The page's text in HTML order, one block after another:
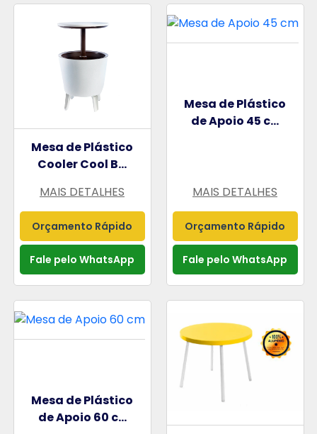
Mesa de Plástico
Cooler Cool B...
MAIS DETALHES
Orçamento Rápido
Fale pelo WhatsApp
Mesa de Plástico
de Apoio 45 c...
MAIS DETALHES
Orçamento Rápido
Fale pelo WhatsApp
Mesa de Plástico
de Apoio 60 c...